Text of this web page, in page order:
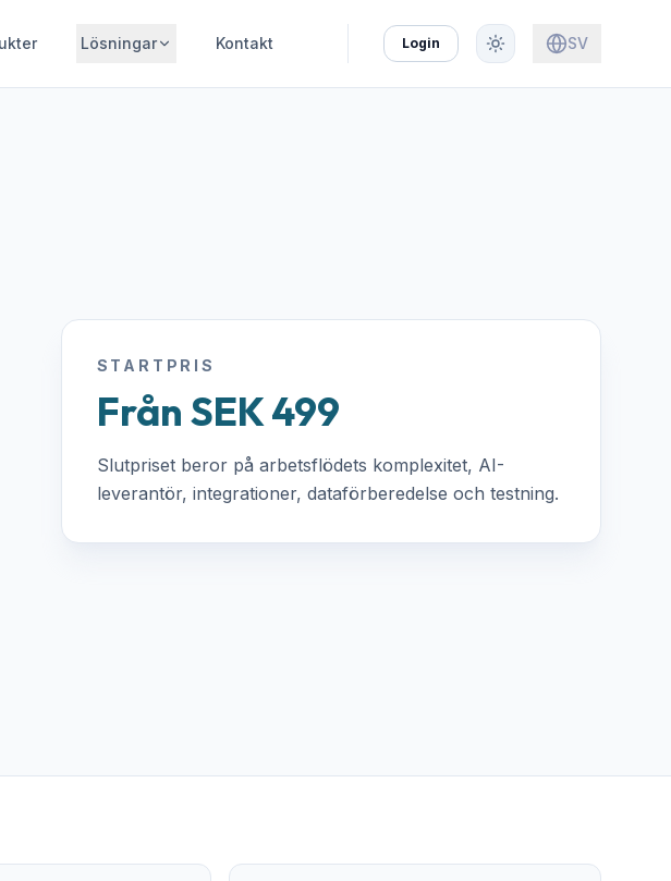
Lösningar Kontakt Login SV
STARTPRIS
Från SEK 499
Slutpriset beror på arbetsflödets komplexitet, AI-
leverantör, integrationer, dataförberedelse och testning.